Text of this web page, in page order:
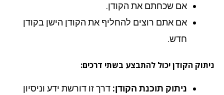
אם שכחתם את הקודן.
אם אתם רוצים להחליף את הקודן הישן בקודן
חדש.
ניתוק הקודן יכול להתבצע בשתי דרכים:
ניתוק תוכנת הקודן: דרך זו דורשת ידע וניסיון